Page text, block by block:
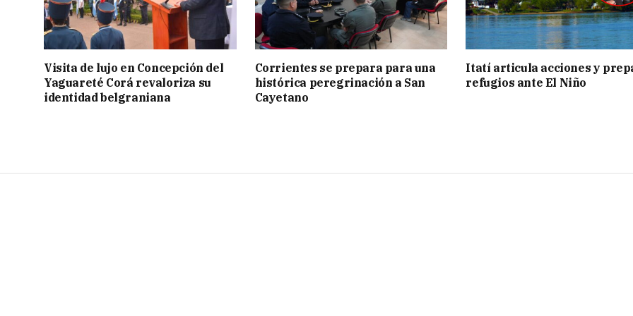
Visita de lujo en Concepción del
Yaguareté Corá revaloriza su
identidad belgraniana
Corrientes se prepara para una
histórica peregrinación a San
Cayetano
Itatí articula acciones y
refugios ante El Niño